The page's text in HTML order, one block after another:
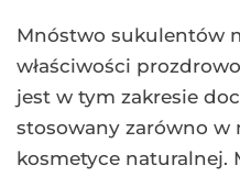
Mnóstwo sukulentów
właściwości
jest w tym zakresie
stosowany zarówno w
kosmetyce naturalnej.